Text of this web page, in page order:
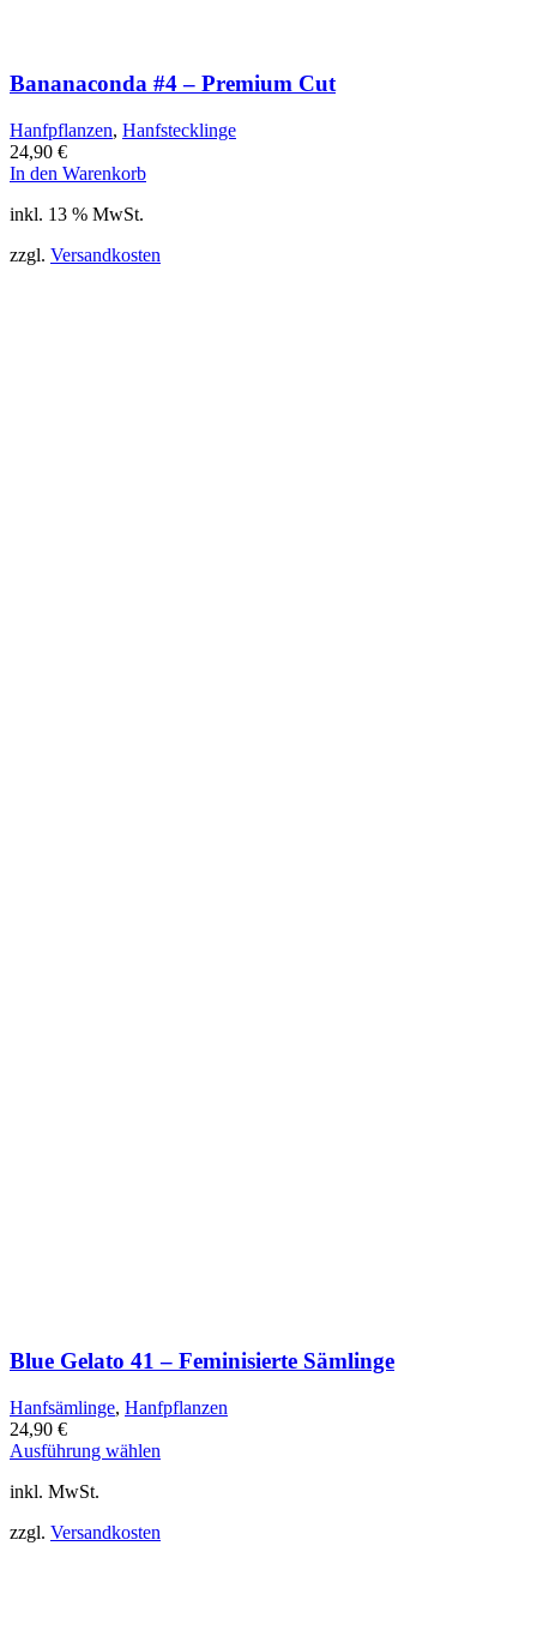
Bananaconda #4 – Premium Cut
Hanfpflanzen, Hanfstecklinge
24,90 €
In den Warenkorb
inkl. 13 % MwSt.
zzgl. Versandkosten
Blue Gelato 41 – Feminisierte Sämlinge
Hanfsämlinge, Hanfpflanzen
24,90 €
Ausführung wählen
Varianten
inkl. MwSt.
zzgl. Versandkosten